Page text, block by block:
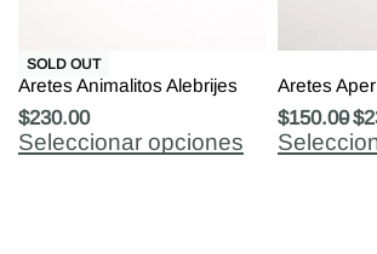
SOLD OUT
Aretes Animalitos Alebrijes
$230.00
Seleccionar opciones
Aretes
$150.00$